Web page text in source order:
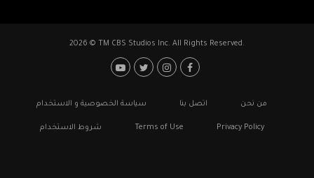
2026 © TM CBS Studios Inc. All Rights Reserved.
Footer: Social Media
Footerمن نحن اتصل بنا سياسة الخصوصية و الاستخدام
Privacy Policy
Terms of Use شروط الاستخدام